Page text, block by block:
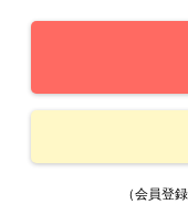
（会員登